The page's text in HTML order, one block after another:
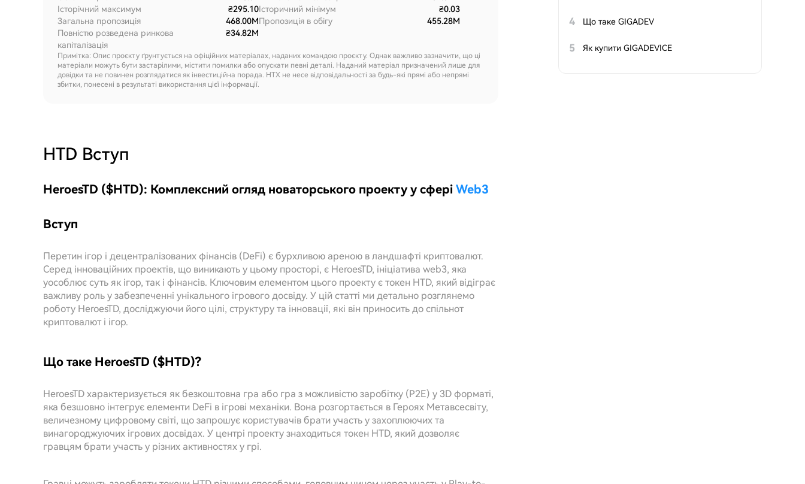
Історічний максимум
₴295.10
Загальна пропозиція
468.00M
Повністю розведена ринкова
капіталізація
₴34.82M
Історичний мінімум
₴0.03
Пропозиція в обігу
455.28M
Примітка: Опис проєкту ґрунтується на офіційних матеріалах, наданих командою проєкту. Однак важливо зазначити, що ці
матеріали можуть бути застарілими, містити помилки або опускати певні деталі. Наданий матеріал призначений лише для
довідки та не повинен розглядатися як інвестиційна порада. HTX не несе відповідальності за будь-які прямі або непрямі
збитки, понесені в результаті використання цієї інформації.
HTD Вступ
HeroesTD ($HTD): Комплексний огляд новаторського проекту у сфері Web3
Вступ
Перетин ігор і децентралізованих фінансів (DeFi) є бурхливою ареною в ландшафті криптовалют.
Серед інноваційних проектів, що виникають у цьому просторі, є HeroesTD, ініціатива web3, яка
уособлює суть як ігор, так і фінансів. Ключовим елементом цього проекту є токен HTD, який відіграє
важливу роль у забезпеченні унікального ігрового досвіду. У цій статті ми детально розглянемо
роботу HeroesTD, досліджуючи його цілі, структуру та інновації, які він приносить до спільнот
криптовалют і ігор.
Що таке HeroesTD ($HTD)?
HeroesTD характеризується як безкоштовна гра або гра з можливістю заробітку (P2E) у 3D форматі,
яка безшовно інтегрує елементи DeFi в ігрові механіки. Вона розгортається в Героях Метавсесвіту,
величезному цифровому світі, що запрошує користувачів брати участь у захоплюючих та
винагороджуючих ігрових досвідах. У центрі проекту знаходиться токен HTD, який дозволяє
гравцям брати участь у різних активностях у грі.
4 Що таке GIGADEV
5 Як купити GIGADEVICE